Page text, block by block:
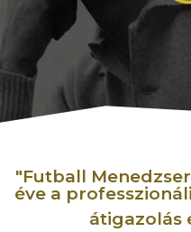
"Futball
éve a
átigazolás